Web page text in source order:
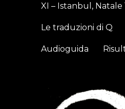
XI – Istanbul, Natale
Le traduzioni di Q
Audioguida